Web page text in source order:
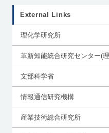
External Links
理化学研究所
革新知能統合研究センター(
文部科学省
情報通信研究機構
産業技術総合研究所